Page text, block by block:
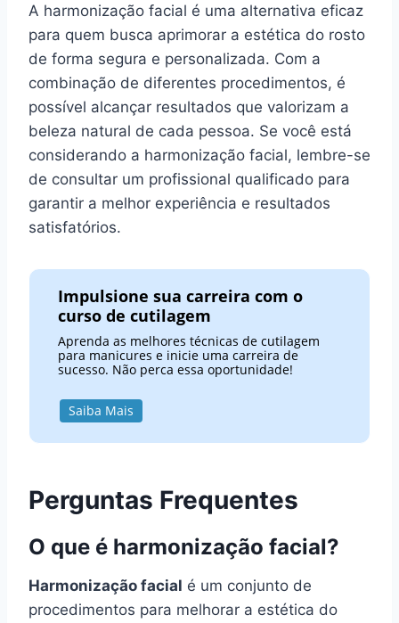
A harmonização facial é uma alternativa eficaz
para quem busca aprimorar a estética do rosto
de forma segura e personalizada. Com a
combinação de diferentes procedimentos, é
possível alcançar resultados que valorizam a
beleza natural de cada pessoa. Se você está
considerando a harmonização facial, lembre-se
de consultar um profissional qualificado para
garantir a melhor experiência e resultados
satisfatórios.
Impulsione sua carreira com o
curso de cutilagem
Aprenda as melhores técnicas de cutilagem
para manicures e inicie uma carreira de
sucesso. Não perca essa oportunidade!
Saiba Mais
Perguntas Frequentes
O que é harmonização facial?
Harmonização facial é um conjunto de
procedimentos para melhorar a estética do